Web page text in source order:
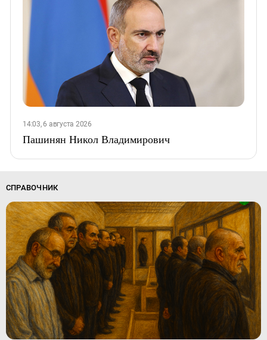
14:03, 6 августа 2026
Пашинян Никол Владимирович
СПРАВОЧНИК